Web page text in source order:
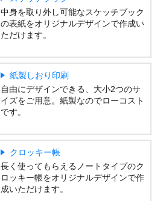
中身を取り外し可能なスケッチブック
の表紙をオリジナルデザインで作成い
ただけます。
紙製しおり印刷
自由にデザインできる、大小2つのサ
イズをご用意。紙製なのでローコスト
です。
クロッキー帳
長く使ってもらえるノートタイプのク
ロッキー帳をオリジナルデザインで作
成いただけます。